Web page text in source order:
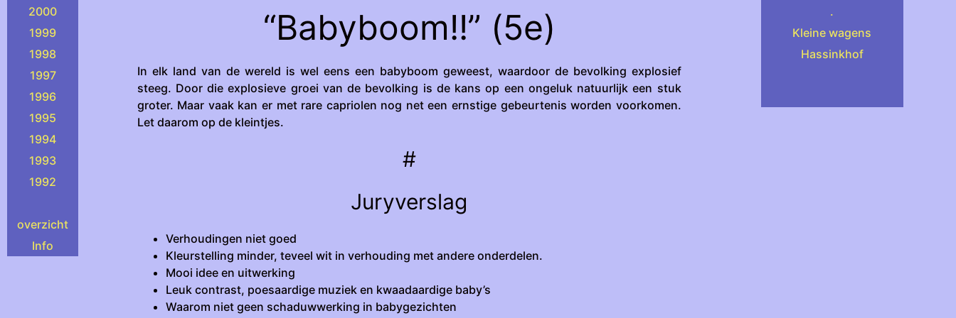
2000
1999
1998
1997
1996
1995
1994
1993
1992
overzicht
Info
“Babyboom!!” (5e)
In elk land van de wereld is wel eens een babyboom geweest, waardoor de bevolking explosief
steeg. Door die explosieve groei van de bevolking is de kans op een ongeluk natuurlijk een stuk
groter. Maar vaak kan er met rare capriolen nog net een ernstige gebeurtenis worden voorkomen.
Let daarom op de kleintjes.
#
Juryverslag
Verhoudingen niet goed
Kleurstelling minder, teveel wit in verhouding met andere onderdelen.
Mooi idee en uitwerking
Leuk contrast, poesaardige muziek en kwaadaardige baby’s
Waarom niet geen schaduwwerking in babygezichten
.
Kleine wagens
Hassinkhof